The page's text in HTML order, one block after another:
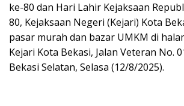
ke-80 dan Hari Lahir Kejaksaan
80, Kejaksaan Negeri (Kejari) Kota
pasar murah dan bazar UMKM di
Kejari Kota Bekasi, Jalan Veteran No.
Bekasi Selatan, Selasa (12/8/2025).